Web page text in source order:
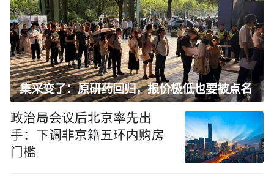
集采变了：原研药回归，报价极低也要被点名
政治局会议后北京率先出
手：下调非京籍五环内购房
门槛